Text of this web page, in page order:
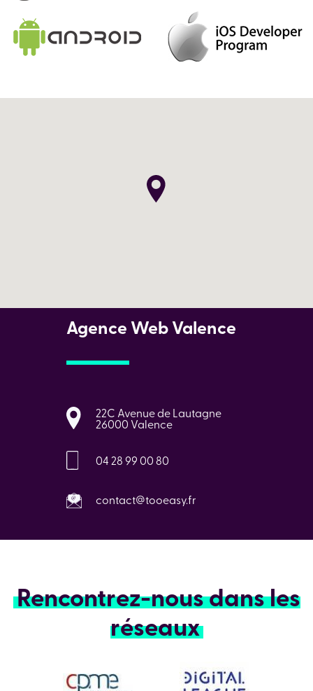
Agence Web Valence
22C Avenue de Lautagne
26000 Valence
04 28 99 00 80
contact@tooeasy.fr
Rencontrez-nous dans les
réseaux